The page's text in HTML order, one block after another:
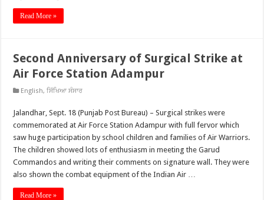
Read More »
Second Anniversary of Surgical Strike at
Air Force Station Adampur
English,ਸਿੱਖਿਆ ਸੰਸਾਰ
Jalandhar, Sept. 18 (Punjab Post Bureau) – Surgical strikes were
commemorated at Air Force Station Adampur with full fervor which
saw huge participation by school children and families of Air Warriors.
The children showed lots of enthusiasm in meeting the Garud
Commandos and writing their comments on signature wall. They were
also shown the combat equipment of the Indian Air …
Read More »